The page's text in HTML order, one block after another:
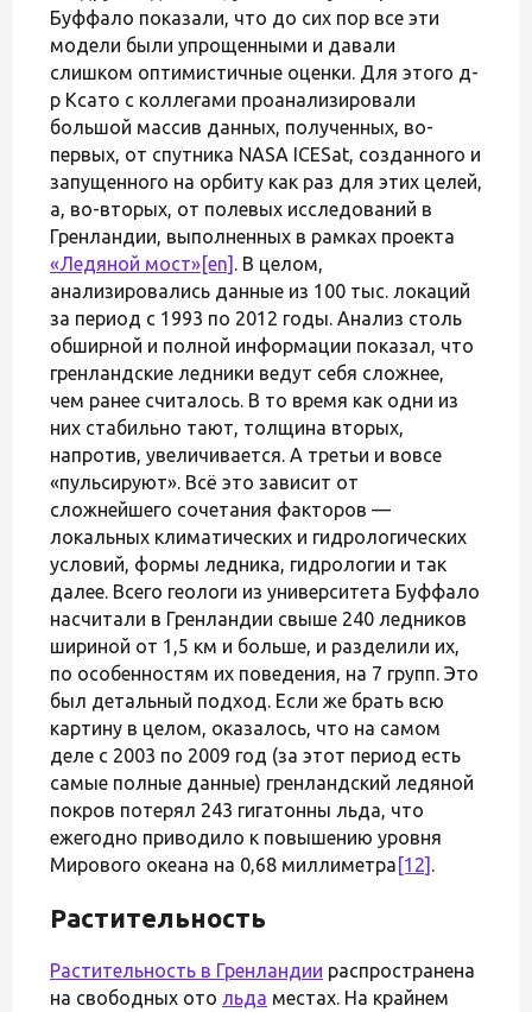
Буффало показали, что до сих пор все эти
модели были упрощенными и давали
слишком оптимистичные оценки. Для этого д-
р Ксато с коллегами проанализировали
большой массив данных, полученных, во-
первых, от спутника NASA ICESat, созданного и
запущенного на орбиту как раз для этих целей,
а, во-вторых, от полевых исследований в
Гренландии, выполненных в рамках проекта
«Ледяной мост»[en] . В целом,
анализировались данные из 100 тыс. локаций
за период с 1993 по 2012 годы. Анализ столь
обширной и полной информации показал, что
гренландские ледники ведут себя сложнее,
чем ранее считалось. В то время как одни из
них стабильно тают, толщина вторых,
напротив, увеличивается. А третьи и вовсе
«пульсируют». Всё это зависит от
сложнейшего сочетания факторов —
локальных климатических и гидрологических
условий, формы ледника, гидрологии и так
далее. Всего геологи из университета Буффало
насчитали в Гренландии свыше 240 ледников
шириной от 1,5 км и больше, и разделили их,
по особенностям их поведения, на 7 групп. Это
был детальный подход. Если же брать всю
картину в целом, оказалось, что на самом
деле с 2003 по 2009 год (за этот период есть
самые полные данные) гренландский ледяной
покров потерял 243 гигатонны льда, что
ежегодно приводило к повышению уровня
Мирового океана на 0,68 миллиметра [12] .
Растительность
Растительность в Гренландии распространена
на свободных ото льда местах. На крайнем